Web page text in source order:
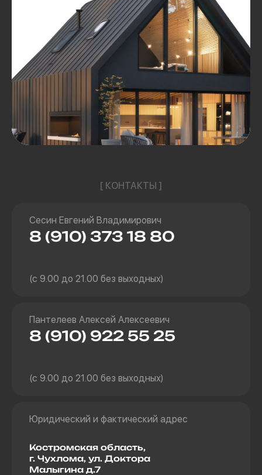
[ КОНТАКТЫ ]
Сесин Евгений Владимирович
8 (910) 373 18 80
(с 9.00 до 21.00 без выходных)
Пантелеев Алексей Алексеевич
8 (910) 922 55 25
(с 9.00 до 21.00 без выходных)
Юридический и фактический адрес
Костромская область,
г. Чухлома, ул. Доктора
Малыгина д.7